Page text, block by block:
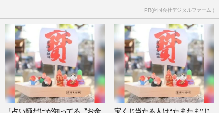
PR(合同会社デジタルファーム )
「占い師だけが知ってる〝お金
宝くじ当たる人は“たまたま”じ